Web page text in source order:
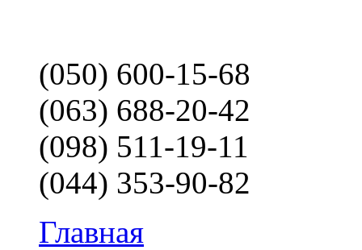
(050) 600-15-68
(063) 688-20-42
(098) 511-19-11
(044) 353-90-82
Главная